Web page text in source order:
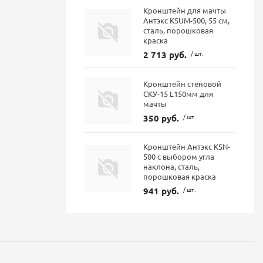
Кронштейн для мачты
Антэкс KSUM-500, 55 см,
сталь, порошковая
краска
2 713 руб. / шт.
Кронштейн стеновой
СКУ-15 L150мм для
мачты
350 руб. / шт.
Кронштейн Антэкс KSN-
500 с выбором угла
наклона, сталь,
порошковая краска
941 руб. / шт.